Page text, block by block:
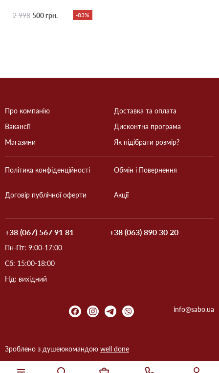
2 998 500 грн. -83%
Про компанію
Вакансії
Магазини
Доставка та оплата
Дисконтна програма
Як підібрати розмір?
Політика конфіденційності
Договір публічної оферти
Обмін і Повернення
Акції
+38 (067) 567 91 81 +38 (063) 890 30 20
Пн-Пт: 9:00-17:00
Сб: 15:00-18:00
Нд: вихідний
info@sabo.ua
Зроблено з душеюкомандою well done